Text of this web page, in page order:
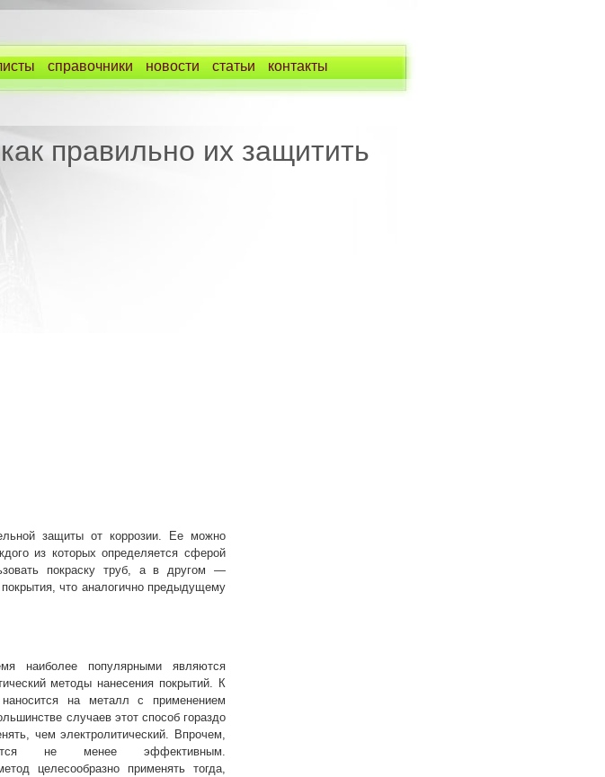
справочники новости статьи контакты
правильно их защитить
защиты от коррозии. Ее можно
из которых определяется сферой
покраску труб, а в другом —
что аналогично предыдущему
наиболее популярными являются
методы нанесения покрытий. К
на металл с применением
случаев этот способ гораздо
чем электролитический. Впрочем,
не менее эффективным.
целесообразно применять тогда,